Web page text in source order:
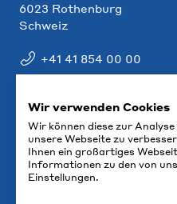
6023 Rothenburg
Schweiz
+41 41 854 00 00
Wir verwenden Cookies
Wir können diese zur
unsere Webseite zu
Ihnen ein großartiges
Informationen zu den von
Einstellungen.